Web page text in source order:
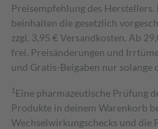
Preisempfehlung des Herstellers.
beinhalten die gesetzlich
zzgl. 3,95 € Versandkosten. Ab
frei. Preisänderungen und
und Gratis-Beigaben nur solange
1 Eine pharmazeutische Prüfung
Produkte in deinem Warenkorb
Wechselwirkungschecks und die